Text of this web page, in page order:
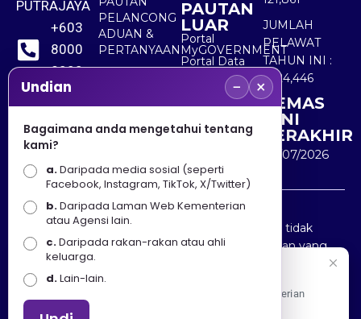
PUTRAJAYA
+603
8000
8000
+603
8891
7100
PELANCONG
ADUAN &
PERTANYAAN
PAUTAN
LUAR
Portal
MyGOVERNMENT
Portal Data
Terbuka
Sektor Awam
JUMLAH
PELAWAT
TAHUN INI :
5,524,446
KEMAS
KINI
TERAKHIR
30/07/2026
Penafian : Kerajaan Malaysia dan Kementerian
Pelancongan Seni dan Budaya (MOTAC) adalah tidak
bertanggungjawab atas kehilangan atau kerugian yang
disebabkan oleh penggunaan mana-mana maklumat
yang diperolehi dari portal ini.
Undian − ×
Bagaimana anda mengetahui tentang
kami?
a.Daripada media sosial (seperti
Facebook, Instagram, TikTok, X/Twitter)
b.Daripada Laman Web Kementerian
atau Agensi lain.
c.Daripada rakan-rakan atau ahli
keluarga.
d.Lain-lain.
Apa Khabar! Selamat datang ke Portal Rasmi Kementerian
Pelancongan, Seni dan Budaya